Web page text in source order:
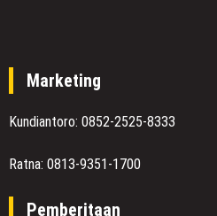
Marketing
Kundiantoro: 0852-2525-8333
Ratna: 0813-9351-1700
Pemberitaan